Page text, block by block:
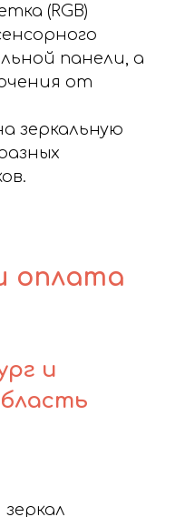
(RGB)
панели, а
от
зеркальную
оплата
и